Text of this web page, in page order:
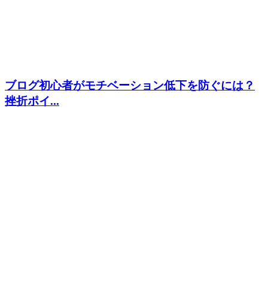
ブログ初心者がモチベーション低下を防ぐには？
挫折ポイ...